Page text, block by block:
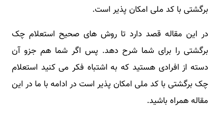
برگشتی با کد ملی امکان پذیر است.
در این مقاله قصد دارد تا روش های صحیح استعلام چک
برگشتی را برای شما شرح دهد. پس اگر شما هم جزو آن
دسته از افرادی هستید که به اشتباه فکر می کنید استعلام
چک برگشتی با کد ملی امکان پذیر است در ادامه با ما در این
مقاله همراه باشید.